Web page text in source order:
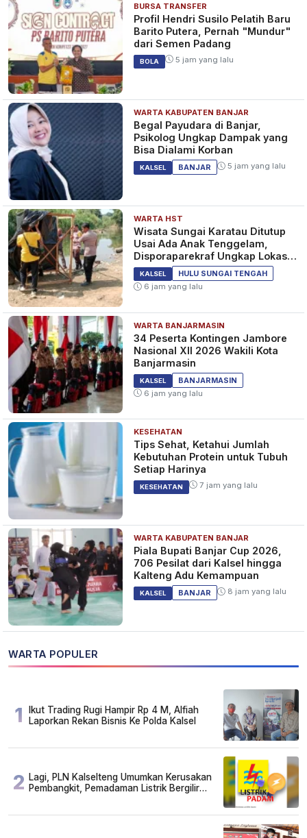
BURSA TRANSFER
Profil Hendri Susilo Pelatih Baru
Barito Putera, Pernah "Mundur"
dari Semen Padang
BOLA 5 jam yang lalu
WARTA KABUPATEN BANJAR
Begal Payudara di Banjar,
Psikolog Ungkap Dampak yang
Bisa Dialami Korban
KALSEL BANJAR 5 jam yang lalu
WARTA HST
Wisata Sungai Karatau Ditutup
Usai Ada Anak Tenggelam,
Disporaparekraf Ungkap Lokasi
Belum Berizin
KALSEL
HULU SUNGAI TENGAH
6 jam yang lalu
WARTA BANJARMASIN
34 Peserta Kontingen Jambore
Nasional XII 2026 Wakili Kota
Banjarmasin
KALSEL
BANJARMASIN
6 jam yang lalu
KESEHATAN
Tips Sehat, Ketahui Jumlah
Kebutuhan Protein untuk Tubuh
Setiap Harinya
KESEHATAN 7 jam yang lalu
WARTA KABUPATEN BANJAR
Piala Bupati Banjar Cup 2026,
706 Pesilat dari Kalsel hingga
Kalteng Adu Kemampuan
KALSEL BANJAR 8 jam yang lalu
WARTA POPULER
1
Ikut Trading Rugi Hampir Rp 4 M, Alfiah
Laporkan Rekan Bisnis Ke Polda Kalsel
2 Lagi, PLN Kalselteng Umumkan Kerusakan
Pembangkit, Pemadaman Listrik Bergilir